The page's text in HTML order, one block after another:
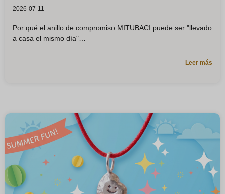
2026-07-11
Por qué el anillo de compromiso MITUBACI puede ser "llevado
a casa el mismo día"
Leer más